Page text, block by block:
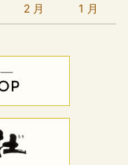
2 月 1 月